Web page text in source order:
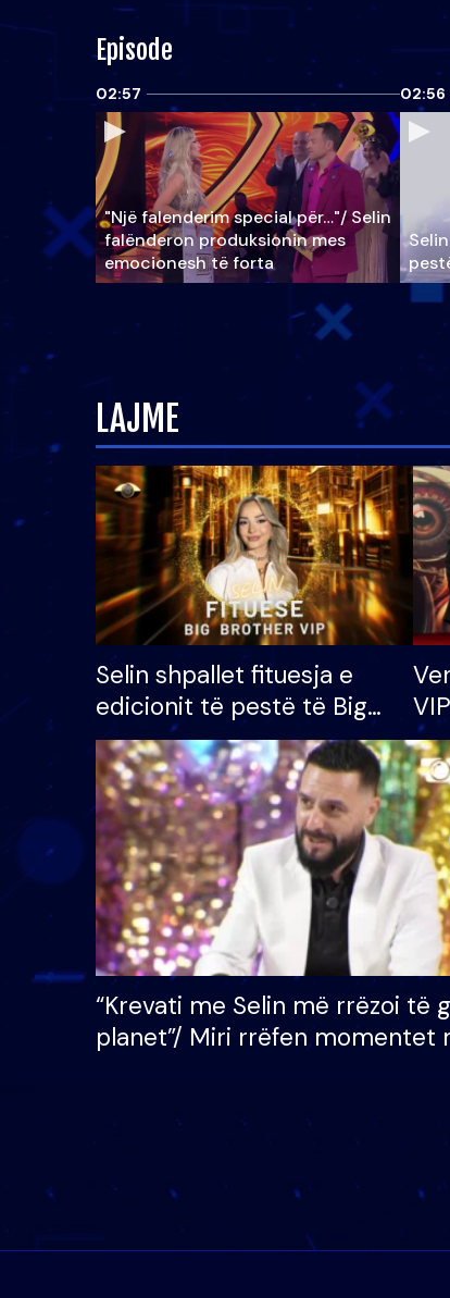
Episode
02:57
"Një falenderim special për…"/ Selin
falënderon produksionin mes
emocionesh të forta
02:56
LAJME
Selin shpallet fituesja e
edicionit të pestë të Big
Brother VIP, rrëmben
çmimin e madh prej 100
mijë eurosh
“Krevati me Selin më rrëzoi të
planet”/ Miri rrëfen momentet